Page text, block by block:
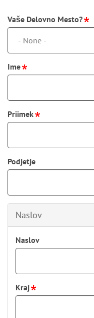
Vaše Delovno Mesto?
Ime
Priimek
Podjetje
Naslov
Naslov
Kraj